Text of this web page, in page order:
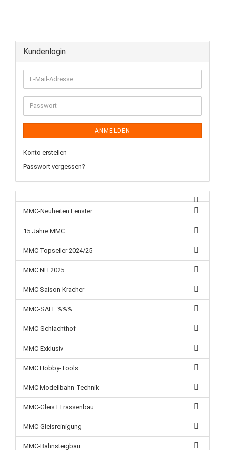
Kundenlogin
ANMELDEN
Konto erstellen
Passwort vergessen?
MMC-Neuheiten Fenster
15 Jahre MMC
MMC Topseller 2024/25
MMC NH 2025
MMC Saison-Kracher
MMC-SALE %%%
MMC-Schlachthof
MMC-Exklusiv
MMC Hobby-Tools
MMC Modellbahn-Technik
MMC-Gleis+Trassenbau
MMC-Gleisreinigung
MMC-Bahnsteigbau